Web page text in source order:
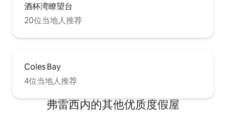
酒杯湾瞭望台
20位当地人推荐
Coles Bay
4位当地人推荐
弗雷西内的其他优质度假屋